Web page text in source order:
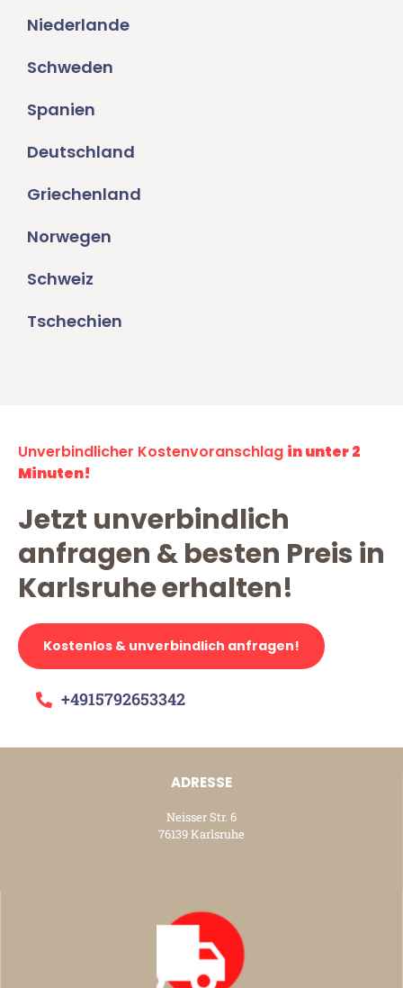
Niederlande
Schweden
Spanien
Deutschland
Griechenland
Norwegen
Schweiz
Tschechien
Unverbindlicher Kostenvoranschlag in unter 2
Minuten!
Jetzt unverbindlich
anfragen & besten Preis in
Karlsruhe erhalten!
Kostenlos & unverbindlich anfragen!
+4915792653342
ADRESSE
Neisser Str. 6
76139 Karlsruhe